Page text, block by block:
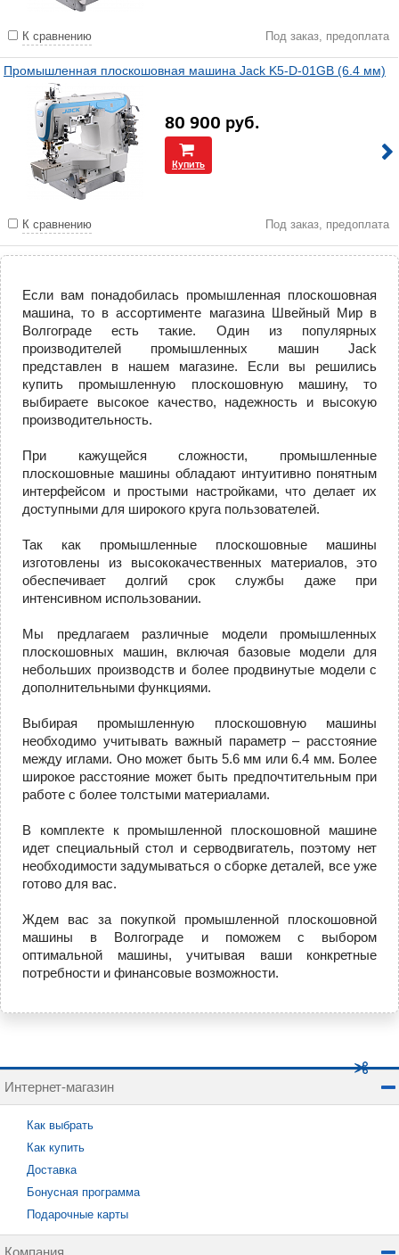
К сравнению Под заказ, предоплата
Промышленная плоскошовная машина Jack K5-D-01GB (6.4 мм)
80 900 руб.
Купить
К сравнению Под заказ, предоплата
Если вам понадобилась промышленная плоскошовная
машина, то в ассортименте магазина Швейный Мир в
Волгограде есть такие. Один из популярных
производителей промышленных машин Jack
представлен в нашем магазине. Если вы решились
купить промышленную плоскошовную машину, то
выбираете высокое качество, надежность и высокую
производительность.
При кажущейся сложности, промышленные
плоскошовные машины обладают интуитивно понятным
интерфейсом и простыми настройками, что делает их
доступными для широкого круга пользователей.
Так как промышленные плоскошовные машины
изготовлены из высококачественных материалов, это
обеспечивает долгий срок службы даже при
интенсивном использовании.
Мы предлагаем различные модели промышленных
плоскошовных машин, включая базовые модели для
небольших производств и более продвинутые модели с
дополнительными функциями.
Выбирая промышленную плоскошовную машины
необходимо учитывать важный параметр – расстояние
между иглами. Оно может быть 5.6 мм или 6.4 мм. Более
широкое расстояние может быть предпочтительным при
работе с более толстыми материалами.
В комплекте к промышленной плоскошовной машине
идет специальный стол и серводвигатель, поэтому нет
необходимости задумываться о сборке деталей, все уже
готово для вас.
Ждем вас за покупкой промышленной плоскошовной
машины в Волгограде и поможем с выбором
оптимальной машины, учитывая ваши конкретные
потребности и финансовые возможности.
Интернет-магазин
Как выбрать
Как купить
Доставка
Бонусная программа
Подарочные карты
Компания